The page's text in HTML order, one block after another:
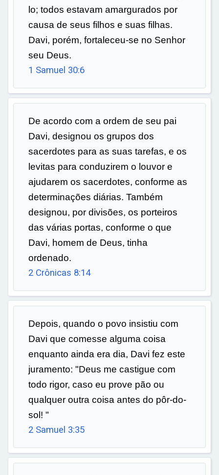
lo; todos estavam amargurados por
causa de seus filhos e suas filhas.
Davi, porém, fortaleceu-se no Senhor
seu Deus.
1 Samuel 30:6
De acordo com a ordem de seu pai
Davi, designou os grupos dos
sacerdotes para as suas tarefas, e os
levitas para conduzirem o louvor e
ajudarem os sacerdotes, conforme as
determinações diárias. Também
designou, por divisões, os porteiros
das várias portas, conforme o que
Davi, homem de Deus, tinha
ordenado.
2 Crônicas 8:14
Depois, quando o povo insistiu com
Davi que comesse alguma coisa
enquanto ainda era dia, Davi fez este
juramento: "Deus me castigue com
todo rigor, caso eu prove pão ou
qualquer outra coisa antes do pôr-do-
sol! "
2 Samuel 3:35